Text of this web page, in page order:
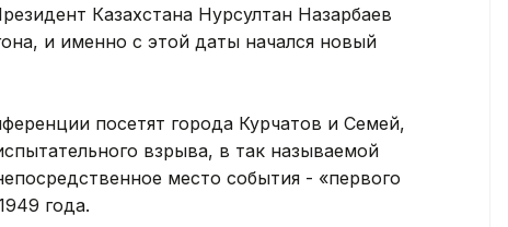
Казахстана Нурсултан Назарбаев
и именно с этой даты начался новый
посетят города Курчатов и Семей,
взрыва, в так называемой
место события - «первого
года.